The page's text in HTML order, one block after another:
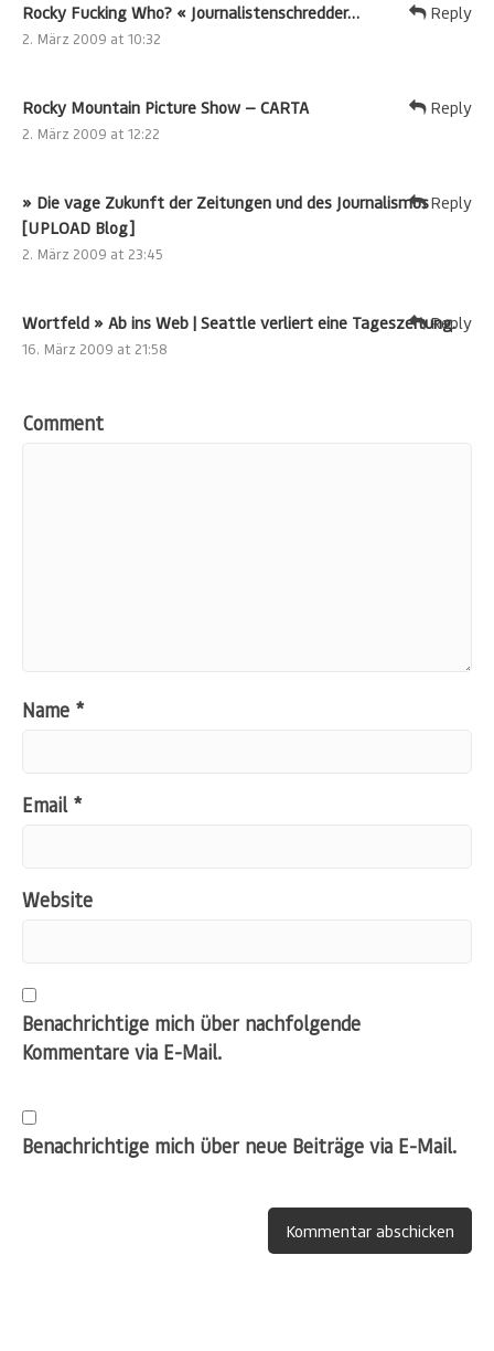
Rocky Fucking Who? « Journalistenschredder…
2. März 2009 at 10:32
Reply
Rocky Mountain Picture Show — CARTA
2. März 2009 at 12:22
Reply
» Die vage Zukunft der Zeitungen und des Journalismus
[UPLOAD Blog]
2. März 2009 at 23:45
Reply
Wortfeld » Ab ins Web | Seattle verliert eine Tageszeitung.
16. März 2009 at 21:58
Reply
Comment
Name *
Email *
Website
Benachrichtige mich über nachfolgende
Kommentare via E-Mail.
Benachrichtige mich über neue Beiträge via E-Mail.